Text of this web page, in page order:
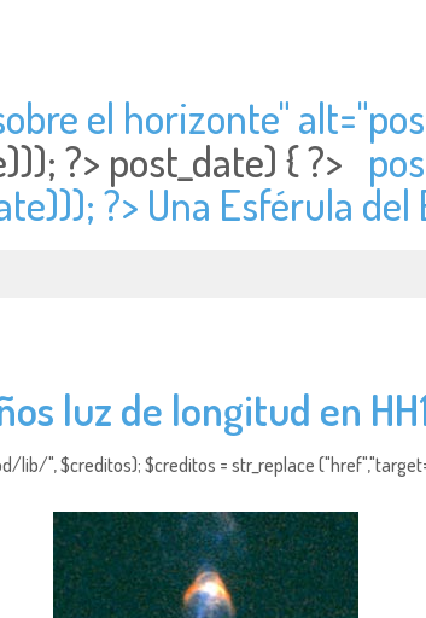
el horizonte" alt="
?> post_date) { ?>
?> Una Esférula
luz de longitud en
", $creditos); $creditos = str_replace